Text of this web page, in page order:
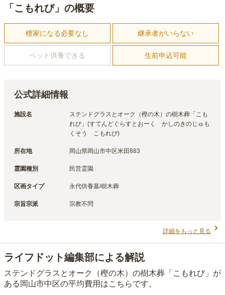
「こもれび」の概要
檀家になる必要なし 継承者がいらない
ペット供養できる 生前申込可能
公式詳細情報
施設名
ステンドグラスとオーク（樫の木）の樹木葬「こも
れび」(すてんどぐらすとおーく　かしのきのじゅも
くそう　こもれび)
所在地 岡山県岡山市中区米田883
霊園種別 民営霊園
区画タイプ 永代供養墓/樹木葬
宗旨宗派 宗教不問
詳細をもっと見る
ライフドット編集部による解説
ステンドグラスとオーク（樫の木）の樹木葬「こもれび」 が
ある 岡山市中区の平均費用はこちらです。